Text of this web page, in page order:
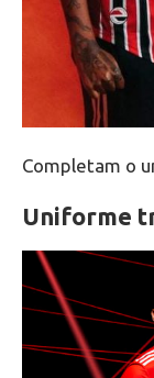
Completam o
Uniforme